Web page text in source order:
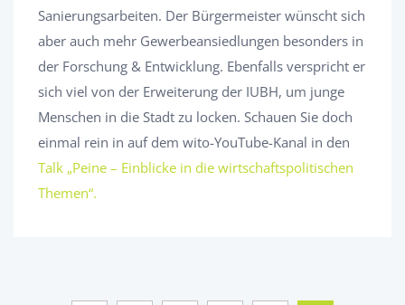
Sanierungsarbeiten. Der Bürgermeister wünscht sich
aber auch mehr Gewerbeansiedlungen besonders in
der Forschung & Entwicklung. Ebenfalls verspricht er
sich viel von der Erweiterung der IUBH, um junge
Menschen in die Stadt zu locken. Schauen Sie doch
einmal rein in auf dem wito-YouTube-Kanal in den
Talk „Peine – Einblicke in die wirtschaftspolitischen
Themen“.